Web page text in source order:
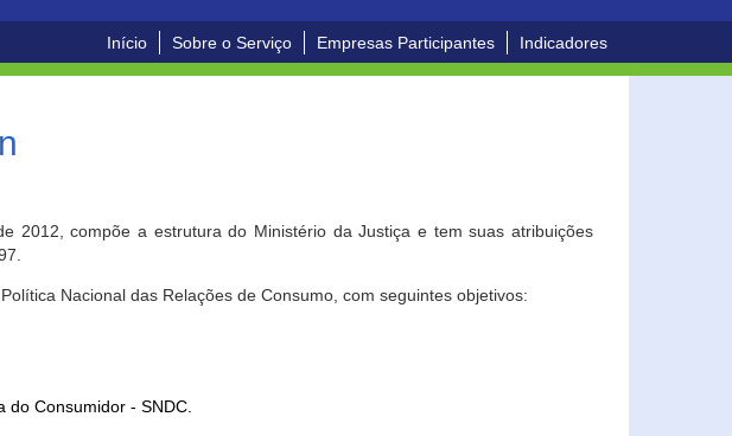
Início Sobre o Serviço Empresas Participantes Indicadores
2012, compõe a estrutura do Ministério da Justiça e tem suas atribuições
Nacional das Relações de Consumo, com seguintes objetivos:
Consumidor - SNDC.